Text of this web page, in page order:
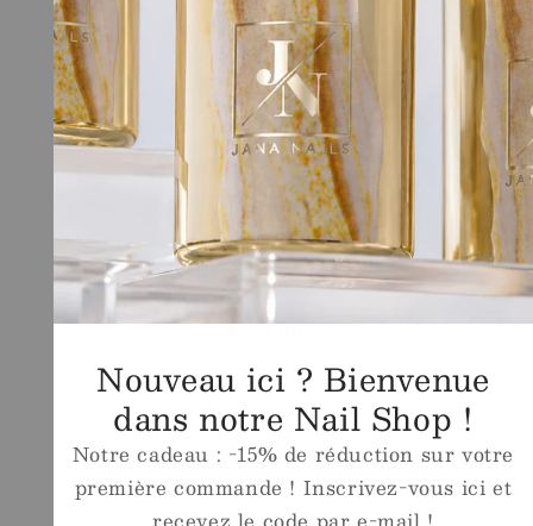
Nouveau ici ? Bienvenue
dans notre Nail Shop !
Notre cadeau : -15% de réduction sur votre
première commande ! Inscrivez-vous ici et
Liens Rapides
Shop
Ecole
Conditions générales de vente
Legal
Contact
Magasin
Martigny
Avenue de Fully 63
1920 Martigny
Email info@ecoledelongle.ch
Téléphone+41 27 307 18 18
Whatsapp+41 78 615 23 60